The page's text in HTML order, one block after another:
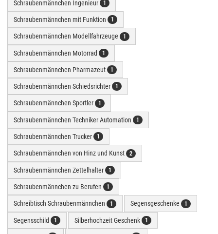
Schraubenmännchen Ingenieur 1
Schraubenmännchen mit Funktion 1
Schraubenmännchen Modellfahrzeuge 1
Schraubenmännchen Motorrad 1
Schraubenmännchen Pharmazeut 1
Schraubenmännchen Schiedsrichter 1
Schraubenmännchen Sportler 1
Schraubenmännchen Techniker Automation 1
Schraubenmännchen Trucker 1
Schraubenmännchen von Hinz und Kunst 2
Schraubenmännchen Zettelhalter 1
Schraubenmännchen zu Berufen 1
Schreibtisch Schraubenmännchen 1 Segensgeschenke 1
Segensschild 1 Silberhochzeit Geschenk 1